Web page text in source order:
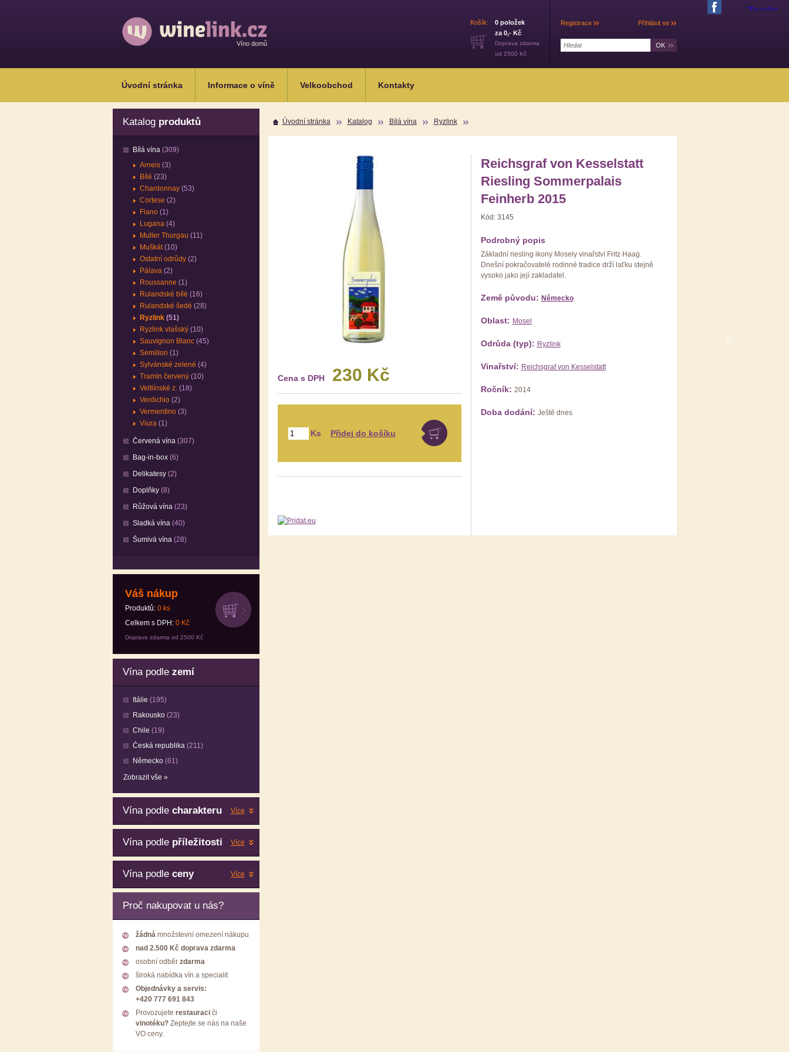
Víno domů
Registrace Přihlásit se
Košík: 0položek
za 0,- Kč
Doprava zdarma
od 2500 Kč
Úvodní stránka Informace o víně Velkoobchod Kontakty
Katalog produktů
Bílá vína (309)
Arneis (3)
Bílé (23)
Chardonnay (53)
Cortese (2)
Fiano (1)
Lugana (4)
Muller Thurgau (11)
Muškát(10)
Ostatní odrůdy (2)
Pálava (2)
Roussanne (1)
Rulandské bílé (16)
Rulandské šedé (28)
Ryzlink (51)
Ryzlink vlašský (10)
Sauvignon Blanc (45)
Semillon (1)
Sylvánské zelené (4)
Tramín červený (10)
Veltlínské z. (18)
Verdichio (2)
Vermentino (3)
Viura (1)
Červená vína (307)
Bag-in-box (6)
Delikatesy (2)
Doplňky (8)
Růžová vína (23)
Sladká vína (40)
Šumivá vína (28)
Váš nákup
Produktů: 0ks
Celkem s DPH: 0Kč
Doprava zdarma od 2500 Kč
Vína podle zemí
Itálie (195)
Rakousko (23)
Chile (19)
Česká republika (211)
Německo (61)
Zobrazit vše »
Více
Vína podle charakteru
Více
Vína podle příležitosti
Více
Vína podle ceny
Proč nakupovat u nás?
žádnámnožstevní omezení nákupu
nad 2.500 Kč doprava zdarma
osobní odběr zdarma
široká nabídka vín a specialit
Objednávky a servis:
+420 777 691 843
Provozujete restauraci či
vinotéku? Zeptejte se nás na naše
VO ceny.
Úvodní stránka Katalog Bílá vína Ryzlink
Cena s DPH 230 Kč
Ks
Reichsgraf von Kesselstatt
Riesling Sommerpalais
Feinherb 2015
Kód:3145
Podrobný popis
Základní riesling ikony Mosely vinařství Fritz Haag.
Dnešní pokračovatelé rodinné tradice drží laťku stejně
vysoko jako její zakladatel.
Země původu: Německo
Oblast: Mosel
Odrůda (typ): Ryzlink
Vinařství: Reichsgraf von Kesselstatt
Ročník: 2014
Doba dodání: Ještě dnes